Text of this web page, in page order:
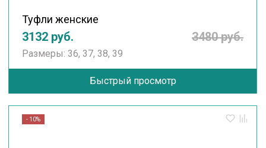
Туфли женские
3132 руб. 3480 руб.
Размеры: 36, 37, 38, 39
Быстрый просмотр
- 10%